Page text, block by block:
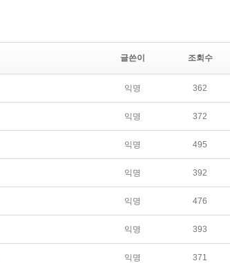
글쓴이 조회수
익명 362
익명 372
익명 495
익명 392
익명 476
익명 393
익명 371